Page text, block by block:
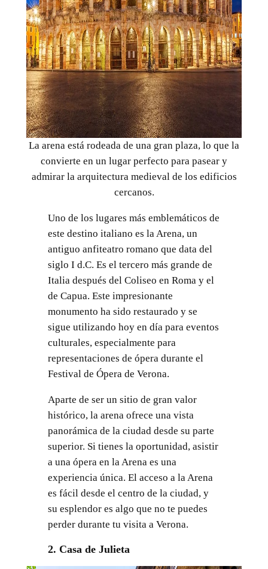
La arena está rodeada de una gran plaza, lo que la
convierte en un lugar perfecto para pasear y
admirar la arquitectura medieval de los edificios
cercanos.
Uno de los lugares más emblemáticos de
este destino italiano es la Arena, un
antiguo anfiteatro romano que data del
siglo I d.C. Es el tercero más grande de
Italia después del Coliseo en Roma y el
de Capua. Este impresionante
monumento ha sido restaurado y se
sigue utilizando hoy en día para eventos
culturales, especialmente para
representaciones de ópera durante el
Festival de Ópera de Verona.
Aparte de ser un sitio de gran valor
histórico, la arena ofrece una vista
panorámica de la ciudad desde su parte
superior. Si tienes la oportunidad, asistir
a una ópera en la Arena es una
experiencia única. El acceso a la Arena
es fácil desde el centro de la ciudad, y
su esplendor es algo que no te puedes
perder durante tu visita a Verona.
2. Casa de Julieta